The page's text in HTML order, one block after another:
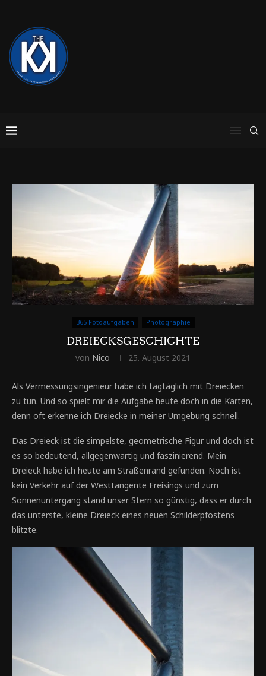
365 Fotoaufgaben Photographie
DREIECKSGESCHICHTE
von Nico 25. August 2021
Als Vermessungsingenieur habe ich tagtäglich mit Dreiecken
zu tun. Und so spielt mir die Aufgabe heute doch in die Karten,
denn oft erkenne ich Dreiecke in meiner Umgebung schnell.
Das Dreieck ist die simpelste, geometrische Figur und doch ist
es so bedeutend, allgegenwärtig und faszinierend. Mein
Dreieck habe ich heute am Straßenrand gefunden. Noch ist
kein Verkehr auf der Westtangente Freisings und zum
Sonnenuntergang stand unser Stern so günstig, dass er durch
das unterste, kleine Dreieck eines neuen Schilderpfostens
blitzte.